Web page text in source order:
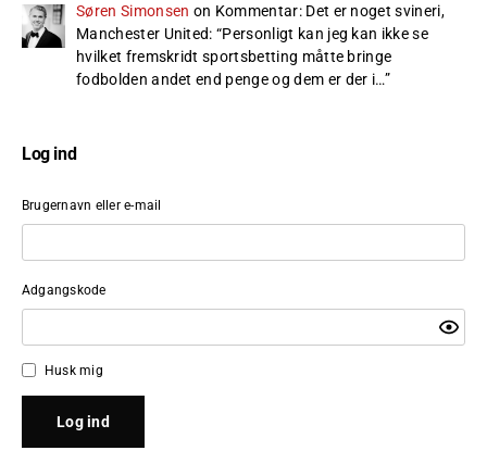
Søren Simonsen on Kommentar: Det er noget svineri,
Manchester United: “Personligt kan jeg kan ikke se
hvilket fremskridt sportsbetting måtte bringe
fodbolden andet end penge og dem er der i…”
Log ind
Brugernavn eller e-mail
Adgangskode
Husk mig